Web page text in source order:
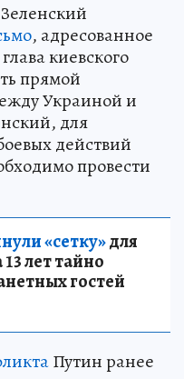
, адресованное
киевского
прямой
Украиной и
для
действий
провести
«сетку»для
лет тайно
гостей
Путин ранее